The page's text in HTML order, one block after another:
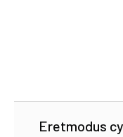
Eretmodus